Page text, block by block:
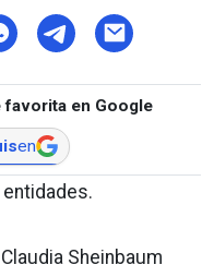
en Google
en
Sheinbaum